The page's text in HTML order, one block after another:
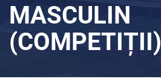
MASCULIN
(COMPETIȚII)